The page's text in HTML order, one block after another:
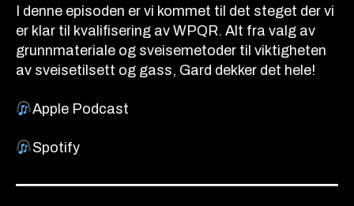
I denne episoden er vi kommet til det steget der vi
er klar til kvalifisering av WPQR. Alt fra valg av
grunnmateriale og sveisemetoder til viktigheten
av sveisetilsett og gass, Gard dekker det hele!
Apple Podcast
Spotify